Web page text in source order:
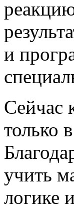
и
Сейчас
только
учить
логике